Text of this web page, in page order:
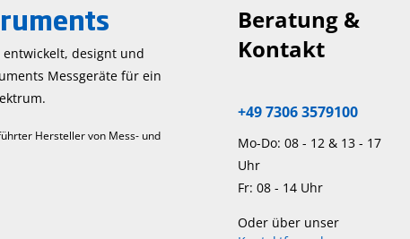
entwickelt, designt und
Mess­geräte für ein
Hersteller von Mess- und
Beratung &
Kontakt
+49 7306 3579100
Mo-Do: 08 - 12 & 13 - 17
Uhr
Fr: 08 - 14 Uhr
Oder über unser